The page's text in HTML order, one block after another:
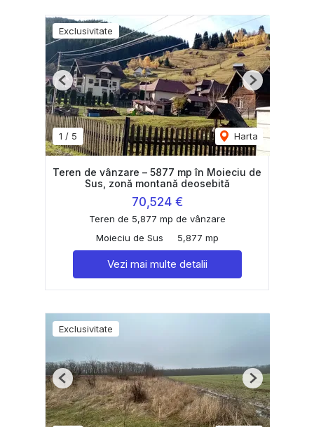
Exclusivitate
1 / 5 Harta
Previous Next
Teren de vânzare – 5877 mp în Moieciu de
Sus, zonă montană deosebită
70,524 €
Teren de 5,877 mp de vânzare
Moieciu de Sus
5,877 mp
Vezi mai multe detalii
Exclusivitate
Previous Next